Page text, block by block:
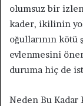
olumsuz bir
kader, ikilinin
oğullarının kötü
evlenmesini
duruma hiç de
Neden Bu Kadar